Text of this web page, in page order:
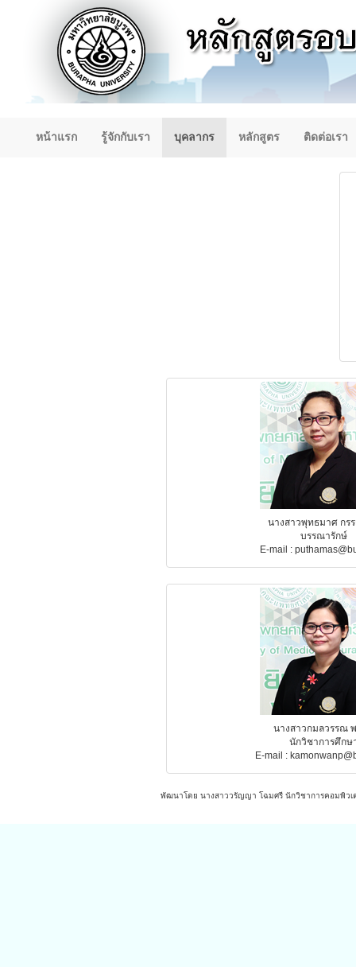
หน้าแรก รู้จักกับเรา บุคลากร หลักสูตร ติดต่อเรา
นางสาวพุทธมาศ กร
บรรณารักษ์
E-mail :
นางสาวกมลวรรณ
นักวิชาการศึกษ
E-mail :
พัฒนาโดย นางสาววรัญญา โฉมศรี นักวิชาการคอมพิวเต